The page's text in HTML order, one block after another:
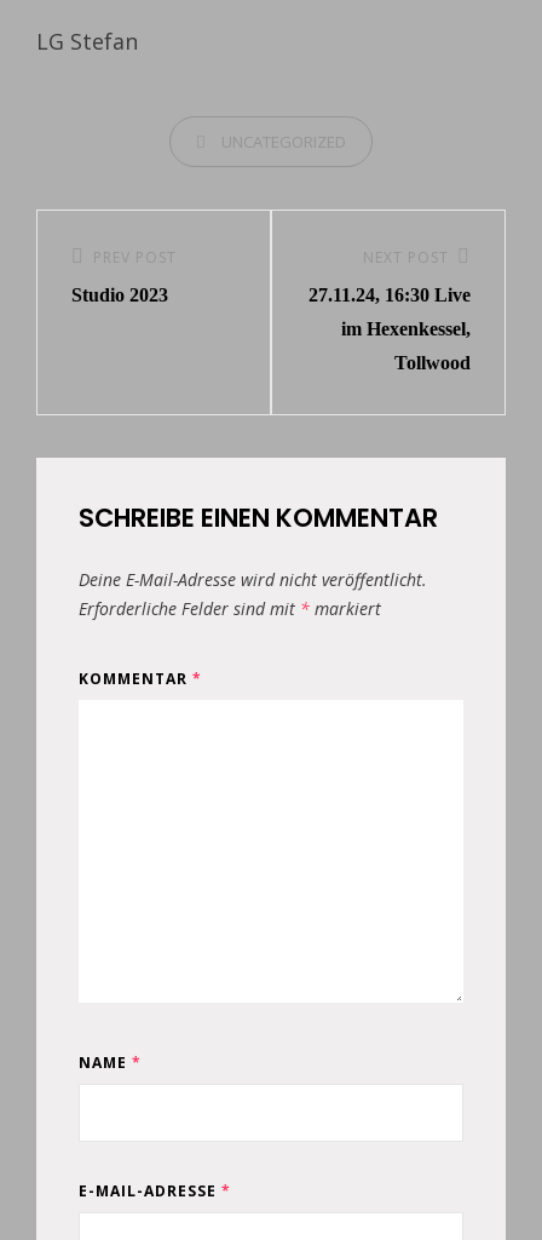
LG Stefan
CATEGORIESUNCATEGORIZED
Previous
Post
PREV POST
Studio 2023
Post
NEXT POST
27.11.24, 16:30 Live
im Hexenkessel,
Tollwood
SCHREIBE EINEN KOMMENTAR
Deine E-Mail-Adresse wird nicht veröffentlicht.
Erforderliche Felder sind mit * markiert
KOMMENTAR *
NAME *
E-MAIL-ADRESSE *